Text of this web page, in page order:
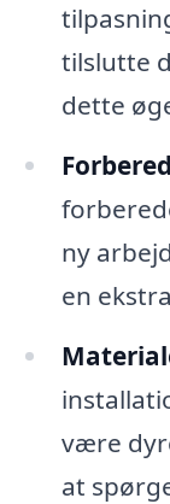
tilslutte
dette
ny
en
være
at